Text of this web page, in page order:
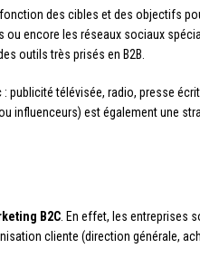
des cibles et des objectifs
encore les réseaux sociaux
outils très prisés en B2B.
télévisée, radio, presse
influenceurs) est également une
B2C . En effet, les entreprises
cliente (direction générale,